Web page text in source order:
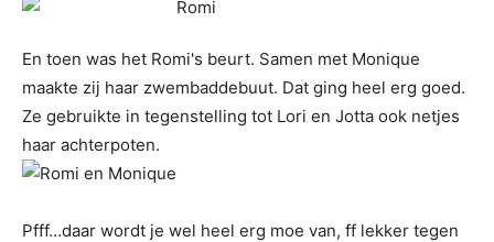
En toen was het Romi's beurt. Samen met Monique
maakte zij haar zwembaddebuut. Dat ging heel erg goed.
Ze gebruikte in tegenstelling tot Lori en Jotta ook netjes
haar achterpoten.
Pfff…daar wordt je wel heel erg moe van, ff lekker tegen